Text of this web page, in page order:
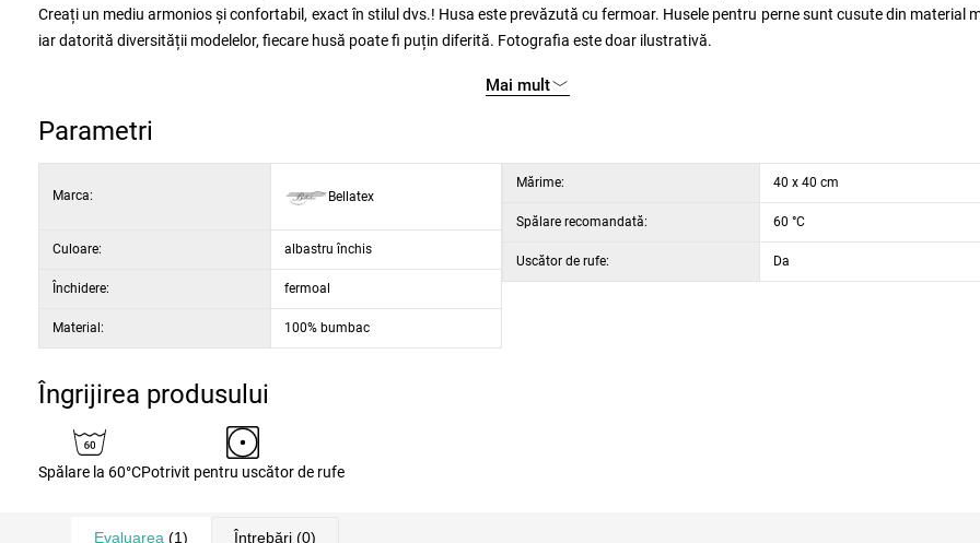
Creați un mediu armonios și confortabil, exact în stilul dvs.! Husa este prevăzută cu fermoar. Husele pentru perne sunt cusute din material
iar datorită diversității modelelor, fiecare husă poate fi puțin diferită. Fotografia este doar ilustrativă.
Mai mult
Parametri
Marca: Bellatex
Culoare: albastru închis
Închidere: fermoal
Material: 100% bumbac
Mărime: 40 x 40 cm
Spălare recomandată: 60 °C
Uscător de rufe: Da
Îngrijirea produsului
Spălare la 60°CPotrivit pentru uscător de rufe
Evaluarea (1) Întrebări (0)